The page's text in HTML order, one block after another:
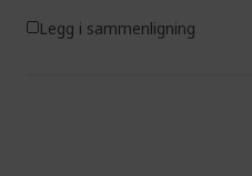
Legg i sammenligning